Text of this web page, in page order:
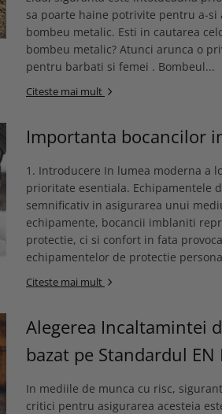
sa poarte haine potrivite pentru a-
bombeu metalic. Esti in cautarea
bombeu metalic? Atunci arunca o
pentru barbati si femei . Bombeul...
Citeste mai mult
Importanta bocancilor
1. Introducere In lumea moderna a
prioritate esentiala. Echipamentele
semnificativ in asigurarea unui
echipamente, bocancii imblaniti
protectie, ci si confort in fata
echipamentelor de protectie
Citeste mai mult
Alegerea Incaltamintei
bazat pe Standardul EN
In mediile de munca cu risc,
critici pentru asigurarea acesteia